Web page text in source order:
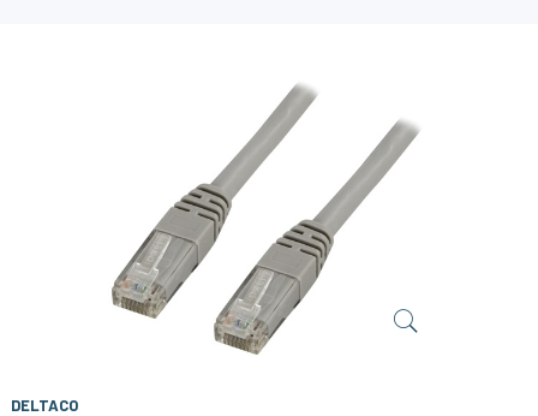
Smart Strömbrytare med Zigbee 3.0 – (Neutralledare)
1PIXEL
DELTACO